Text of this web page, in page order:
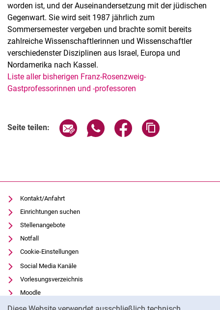
worden ist, und der Auseinandersetzung mit der jüdischen
Gegenwart. Sie wird seit 1987 jährlich zum
Sommersemester vergeben und brachte somit bereits
zahlreiche Wissenschaftlerinnen und Wissenschaftler
verschiedenster Disziplinen aus Israel, Europa und
Nordamerika nach Kassel.
Liste aller bisherigen Franz-Rosenzweig-
Gastprofessorinnen und -professoren
Seite teilen: Seite über E-Mail teilen
Seite über WhatsApp teilen
Seite über Facebook
Kontakt/Anfahrt
Einrichtungen suchen
Stellenangebote
Notfall
Cookie-Einstellungen
Social Media Kanäle
Vorlesungsverzeichnis
Moodle
Panopto